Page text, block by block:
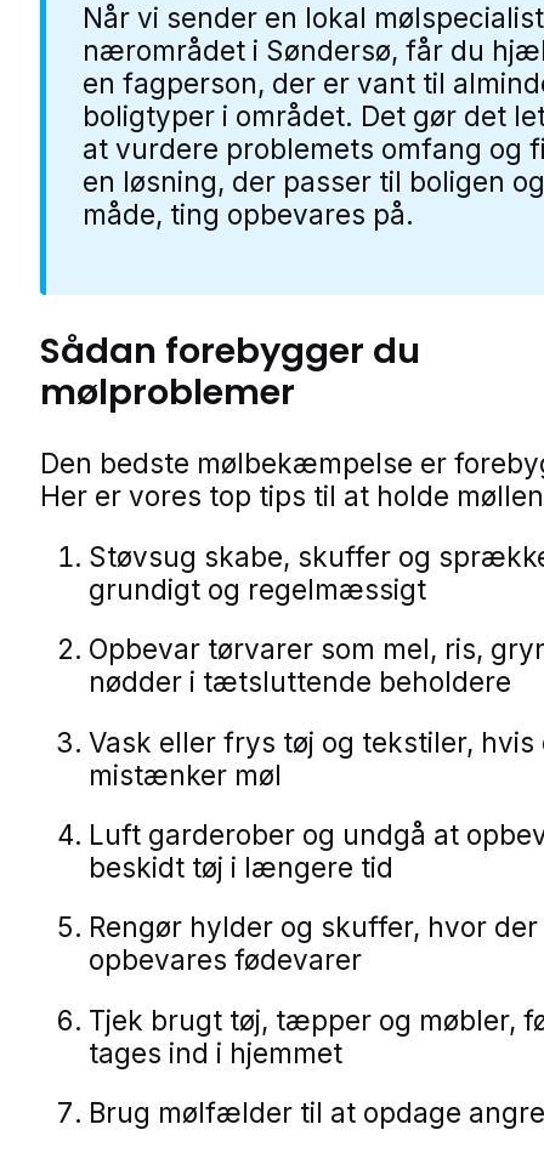
Når vi sender en lokal
nærområdet i Søndersø, får du
en fagperson, der er vant til
boligtyper i området. Det gør det
at vurdere problemets omfang og
en løsning, der passer til boligen
måde, ting opbevares på.
Sådan forebygger du
mølproblemer
Den bedste mølbekæmpelse er
Her er vores top tips til at holde
Støvsug skabe, skuffer og
grundigt og regelmæssigt
Opbevar tørvarer som mel, ris,
nødder i tætsluttende beholdere
Vask eller frys tøj og tekstiler, hvis
mistænker møl
Luft garderober og undgå at
beskidt tøj i længere tid
Rengør hylder og skuffer, hvor der
opbevares fødevarer
Tjek brugt tøj, tæpper og møbler,
tages ind i hjemmet
Brug mølfælder til at opdage